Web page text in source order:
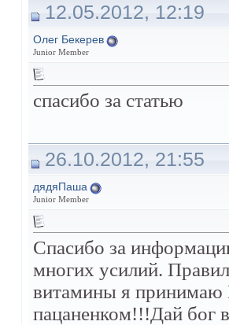
12.05.2012, 12:19
Олег Бекерев
Junior Member
спасибо за статью
26.10.2012, 21:55
дядяПаша
Junior Member
Спасибо за
многих усилий.
витамины я принимаю
пацаненком!!!Дай бог